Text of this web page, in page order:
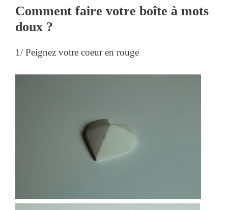
Comment faire votre boîte à mots
doux ?
1/ Peignez votre coeur en rouge